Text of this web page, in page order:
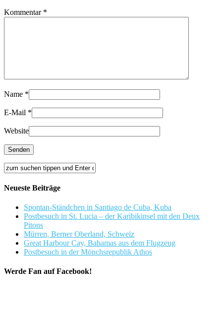
Kommentar *
Name *
E-Mail *
Website
Neueste Beiträge
Spontan-Ständchen in Santiago de Cuba, Kuba
Postbesuch in St. Lucia – der Karibikinsel mit den Deux
Pitons
Mürren, Berner Oberland, Schweiz
Great Harbour Cay, Bahamas aus dem Flugzeug
Postbesuch in der Mönchsrepublik Athos
Werde Fan auf Facebook!